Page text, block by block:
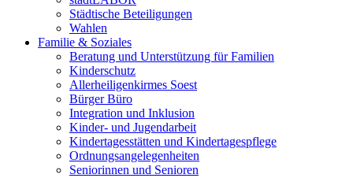
Städtische Beteiligungen
Wahlen
Familie & Soziales
Beratung und Unterstützung für Familien
Kinderschutz
Allerheiligenkirmes Soest
Bürger Büro
Integration und Inklusion
Kinder- und Jugendarbeit
Kindertagesstätten und Kindertagespflege
Ordnungsangelegenheiten
Seniorinnen und Senioren